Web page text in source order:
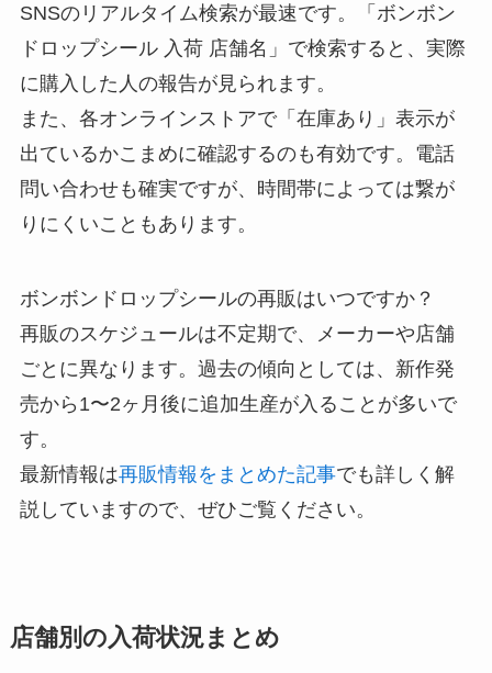
SNSのリアルタイム検索が最速です。「ボンボン
ドロップシール 入荷 店舗名」で検索すると、実際
に購入した人の報告が見られます。
また、各オンラインストアで「在庫あり」表示が
出ているかこまめに確認するのも有効です。電話
問い合わせも確実ですが、時間帯によっては繋が
りにくいこともあります。
ボンボンドロップシールの再販はいつですか？
再販のスケジュールは不定期で、メーカーや店舗
ごとに異なります。過去の傾向としては、新作発
売から1〜2ヶ月後に追加生産が入ることが多いで
す。
最新情報は再販情報をまとめた記事でも詳しく解
説していますので、ぜひご覧ください。
店舗別の入荷状況まとめ